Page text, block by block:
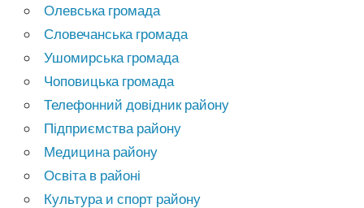
Олевська громада
Словечанська громада
Ушомирська громада
Чоповицька громада
Телефонний довідник району
Підприємства району
Медицина району
Освіта в районі
Культура и спорт району